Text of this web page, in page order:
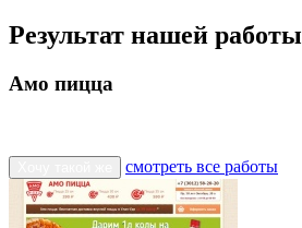
Результат нашей работы
Амо пицца
смотреть все работы